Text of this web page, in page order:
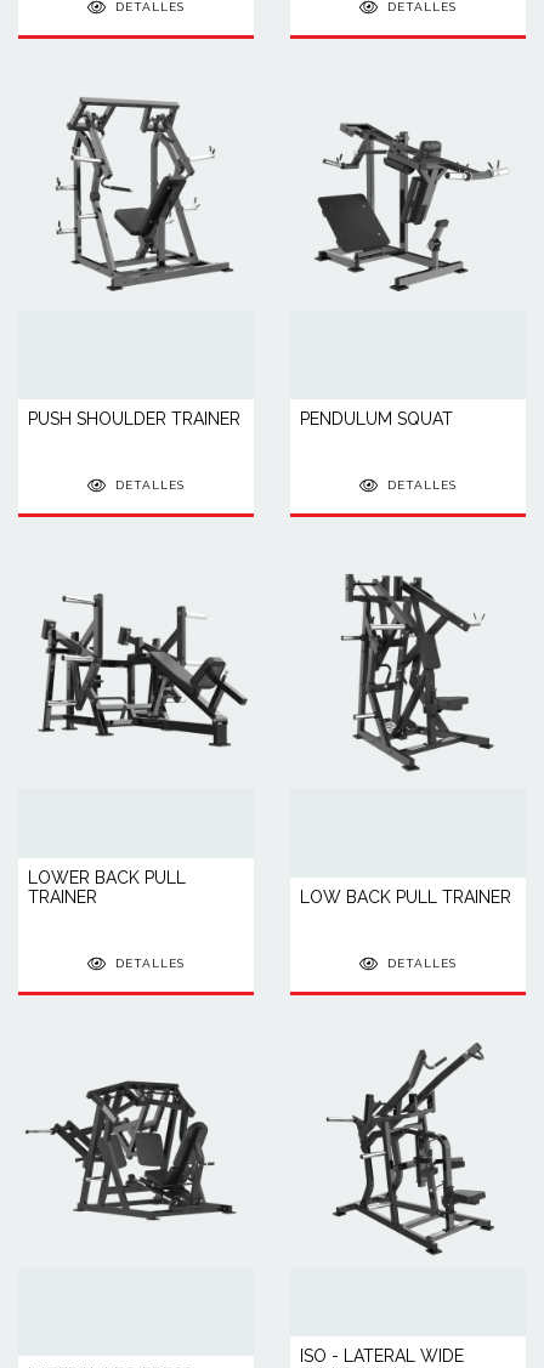
DETALLES DETALLES
PUSH SHOULDER TRAINER
DETALLES
PENDULUM SQUAT
DETALLES
LOWER BACK PULL
TRAINER
DETALLES
LOW BACK PULL TRAINER
DETALLES
ISO - LATERAL WIDE